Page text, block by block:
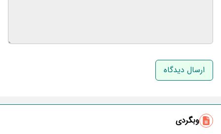
نام و نام خانوادگی
وبگردی